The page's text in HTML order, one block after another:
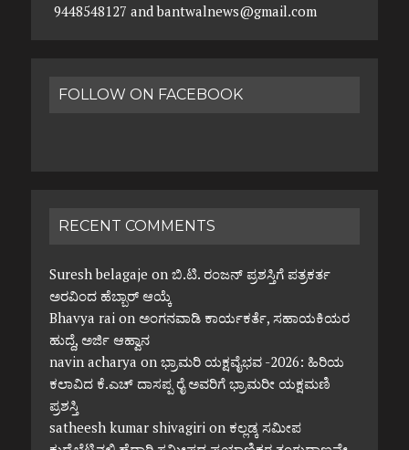
9448548127 and bantwalnews@gmail.com
FOLLOW ON FACEBOOK
RECENT COMMENTS
Suresh belagaje on ಬಿ.ಟಿ. ರಂಜನ್ ಪ್ರಶಸ್ತಿಗೆ ಪತ್ರಕರ್ತ
ಅರವಿಂದ ಹೆಬ್ಬಾರ್ ಆಯ್ಕೆ
Bhavya raion ಅಂಗನವಾಡಿ ಕಾರ್ಯಕರ್ತೆ, ಸಹಾಯಕಿಯರ
ಹುದ್ದೆ, ಅರ್ಜಿ ಆಹ್ವಾನ
navin acharya on ಭ್ರಾಮರಿ ಯಕ್ಷವೈಭವ -2026: ಹಿರಿಯ
ಕಲಾವಿದ ಕೆ.ಎಚ್ ದಾಸಪ್ಪ ರೈ ಅವರಿಗೆ ಭ್ರಾಮರೀ ಯಕ್ಷಮಣಿ
ಪ್ರಶಸ್ತಿ
satheesh kumar shivagirion ಕಲ್ಲಡ್ಕ ಸಮೀಪ